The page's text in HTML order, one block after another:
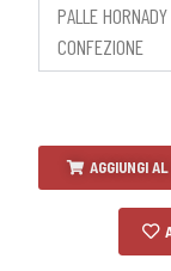
PALLE
CONFEZIONE
AGGIUNGI